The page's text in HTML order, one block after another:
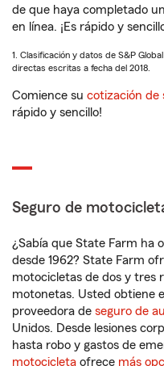
de que haya completado
en línea. ¡Es rápido y
1. Clasificación y datos de S&P
directas escritas a fecha del 2018.
Comience su cotización de
rápido y sencillo!
Seguro de
¿Sabía que State Farm ha
desde 1962? State Farm
motocicletas de dos y tres
motonetas. Usted obtiene
proveedora de seguro de
Unidos. Desde lesiones
hasta robo y gastos de
motocicleta ofrece más